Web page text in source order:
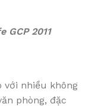
GCP 2011
nhiều không
phòng, đặc